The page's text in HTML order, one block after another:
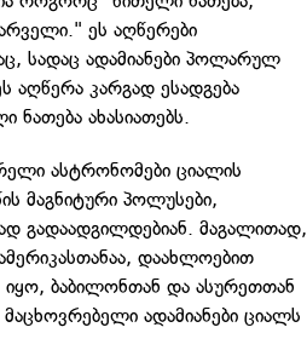
ეს აღწერები
სადაც ადამიანები პოლარულ
აღწერა კარგად ესადგება
ახასიათებს.
ასტრონომები ციალის
მაგნიტური პოლუსები,
გადაადგილდებიან. მაგალითად,
დაახლოებით
იყო, ბაბილონთან და ასურეთთან
ადამიანები ციალს